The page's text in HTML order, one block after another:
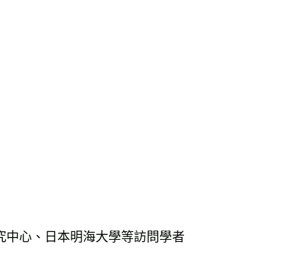
心、日本明海大學等訪問學者